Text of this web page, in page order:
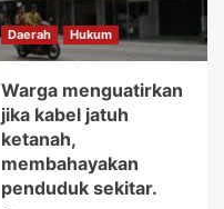
Daerah Hukum
Warga menguatirkan
jika kabel jatuh
ketanah,
membahayakan
penduduk sekitar.